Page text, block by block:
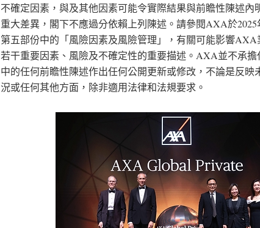
不確定因素，與及其他因素可能令實際結果與前瞻性陳述內
重大差異，閣下不應過分依賴上列陳述。請參閱AXA於2025
第五部份中的「風險因素及風險管理」，有關可能影響
若干重要因素、風險及不確定性的重要描述。AXA並不承
中的任何前瞻性陳述作出任何公開更新或修改，不論是反映
況或任何其他方面，除非適用法律和法規要求。